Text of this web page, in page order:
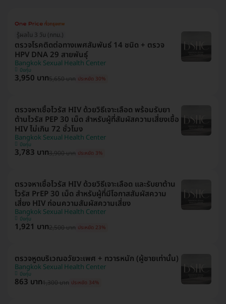
รู้ผลใน 3 วัน (กทม.)
ตรวจโรคติดต่อทางเพศสัมพันธ์ 14 ชนิด + ตรวจ
HPV DNA 29 สายพันธุ์
Bangkok Sexual Health Center
บึงกุ่ม
3,950 บาท5,650 บาท ประหยัด 30%
ตรวจหาเชื้อไวรัส HIV ด้วยวิธีเจาะเลือด พร้อมรับยา
ต้านไวรัส PEP 30 เม็ด สำหรับผู้ที่สัมผัสความเสี่ยงเชื้อ
HIV ไม่เกิน 72 ชั่วโมง
Bangkok Sexual Health Center
บึงกุ่ม
3,783 บาท3,900 บาท ประหยัด 3%
ตรวจหาเชื้อไวรัส HIV ด้วยวิธีเจาะเลือด และรับยาต้าน
ไวรัส PrEP 30 เม็ด สำหรับผู้ที่มีโอกาสสัมผัสความ
เสี่ยง HIV ก่อนความสัมผัสความเสี่ยง
Bangkok Sexual Health Center
บึงกุ่ม
1,921 บาท2,500 บาท ประหยัด 23%
ตรวจหูดบริเวณอวัยวะเพศ + ทวารหนัก (ผู้ชายเท่านั้น)
Bangkok Sexual Health Center
บึงกุ่ม
863 บาท1,300 บาท ประหยัด 34%